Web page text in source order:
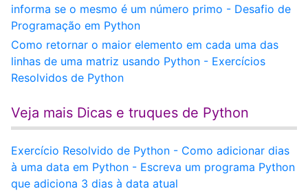
informa se o mesmo é um número primo - Desafio de
Programação em Python
Como retornar o maior elemento em cada uma das
linhas de uma matriz usando Python - Exercícios
Resolvidos de Python
Veja mais Dicas e truques de Python
Exercício Resolvido de Python - Como adicionar dias
à uma data em Python - Escreva um programa Python
que adiciona 3 dias à data atual